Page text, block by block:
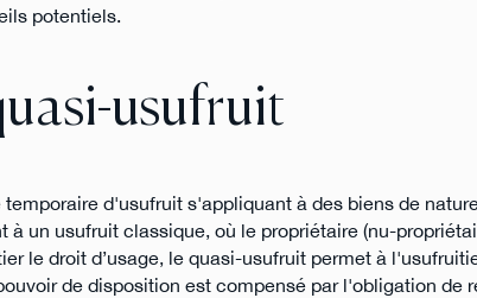
potentiels.
usufruit
d'usufruit s'appliquant à des biens de
un usufruit classique, où le propriétaire (nu-
le droit d’usage, le quasi-usufruit permet à
de disposition est compensé par l'obligation de